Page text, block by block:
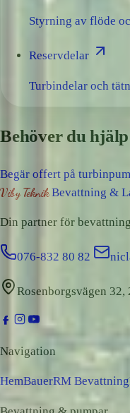
Styrning av flöde
Reservdelar
Turbindelar och
Behöver du
Begär offert på
Viby TeknikBevattning &
Din partner för
076-832 80 82
Rosenborgsvägen
Navigation
HemBauerRM Bevattning